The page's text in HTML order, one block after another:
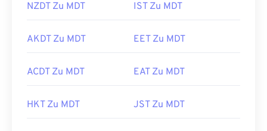
NZDT Zu MDT IST Zu MDT
AKDT Zu MDT EET Zu MDT
ACDT Zu MDT EAT Zu MDT
HKT Zu MDT JST Zu MDT